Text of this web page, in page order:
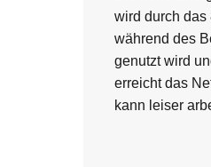
wird durch das
während des
genutzt wird
erreicht das
kann leiser